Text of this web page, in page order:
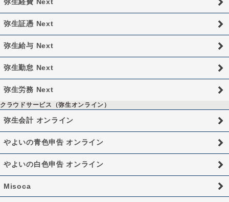
弥生証憑 Next
弥生給与 Next
弥生勤怠 Next
弥生労務 Next
クラウドサービス（弥生オンライン）
弥生会計 オンライン
やよいの青色申告 オンライン
やよいの白色申告 オンライン
Misoca